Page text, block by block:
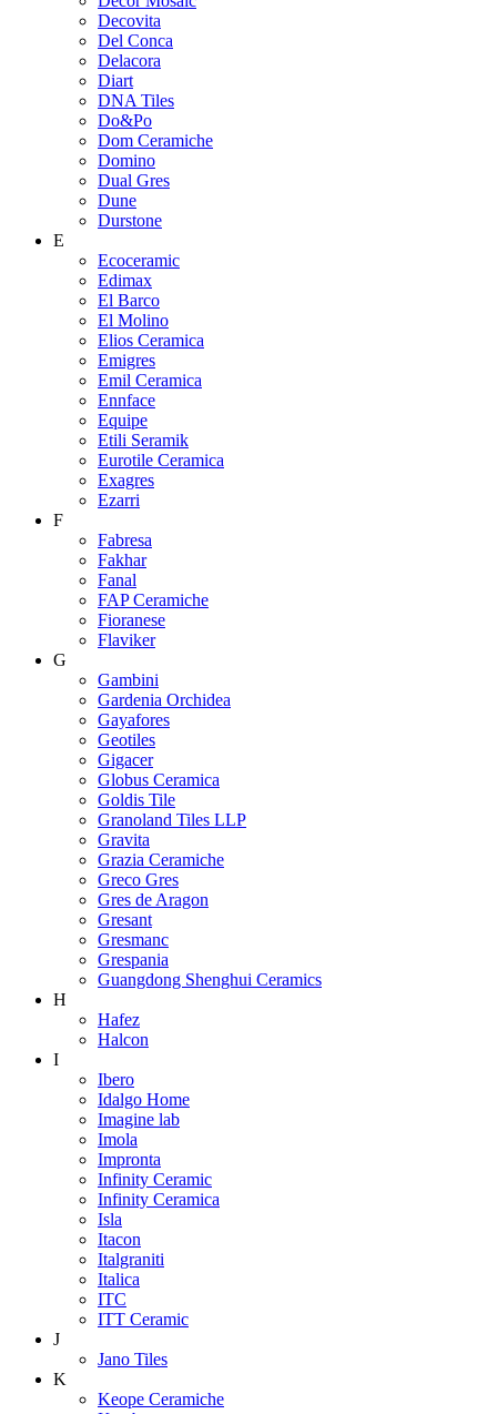
Decovita
Del Conca
Delacora
Diart
DNA Tiles
Do&Po
Dom Ceramiche
Domino
Dual Gres
Dune
Durstone
E
Ecoceramic
Edimax
El Barco
El Molino
Elios Ceramica
Emigres
Emil Ceramica
Ennface
Equipe
Etili Seramik
Eurotile Ceramica
Exagres
Ezarri
F
Fabresa
Fakhar
Fanal
FAP Ceramiche
Fioranese
Flaviker
G
Gambini
Gardenia Orchidea
Gayafores
Geotiles
Gigacer
Globus Ceramica
Goldis Tile
Granoland Tiles LLP
Gravita
Grazia Ceramiche
Greco Gres
Gres de Aragon
Gresant
Gresmanc
Grespania
Guangdong Shenghui Ceramics
H
Hafez
Halcon
I
Ibero
Idalgo Home
Imagine lab
Imola
Impronta
Infinity Ceramic
Infinity Ceramica
Isla
Itacon
Italgraniti
Italica
ITC
ITT Ceramic
J
Jano Tiles
K
Keope Ceramiche